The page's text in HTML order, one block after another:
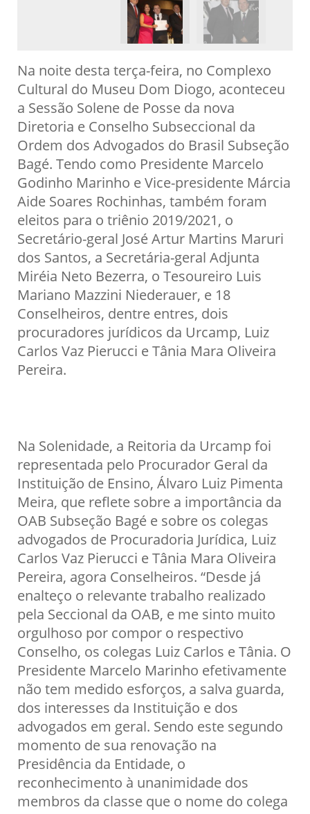
Na noite desta terça-feira, no Complexo
Cultural do Museu Dom Diogo, aconteceu
a Sessão Solene de Posse da nova
Diretoria e Conselho Subseccional da
Ordem dos Advogados do Brasil Subseção
Bagé. Tendo como Presidente Marcelo
Godinho Marinho e Vice-presidente Márcia
Aide Soares Rochinhas, também foram
eleitos para o triênio 2019/2021, o
Secretário-geral José Artur Martins Maruri
dos Santos, a Secretária-geral Adjunta
Miréia Neto Bezerra, o Tesoureiro Luis
Mariano Mazzini Niederauer, e 18
Conselheiros, dentre entres, dois
procuradores jurídicos da Urcamp, Luiz
Carlos Vaz Pierucci e Tânia Mara Oliveira
Pereira.
Na Solenidade, a Reitoria da Urcamp foi
representada pelo Procurador Geral da
Instituição de Ensino, Álvaro Luiz Pimenta
Meira, que reflete sobre a importância da
OAB Subseção Bagé e sobre os colegas
advogados de Procuradoria Jurídica, Luiz
Carlos Vaz Pierucci e Tânia Mara Oliveira
Pereira, agora Conselheiros. “Desde já
enalteço o relevante trabalho realizado
pela Seccional da OAB, e me sinto muito
orgulhoso por compor o respectivo
Conselho, os colegas Luiz Carlos e Tânia. O
Presidente Marcelo Marinho efetivamente
não tem medido esforços, a salva guarda,
dos interesses da Instituição e dos
advogados em geral. Sendo este segundo
momento de sua renovação na
Presidência da Entidade, o
reconhecimento à unanimidade dos
membros da classe que o nome do colega